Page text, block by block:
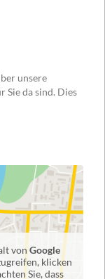
unsere
Sie da sind. Dies
von Google
klicken
Sie, dass